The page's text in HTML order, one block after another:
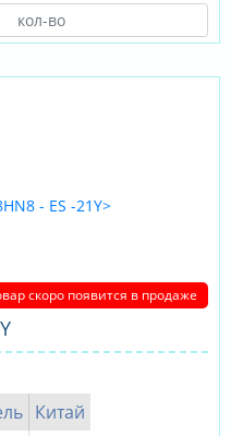
скоро появится в продаже
Китай